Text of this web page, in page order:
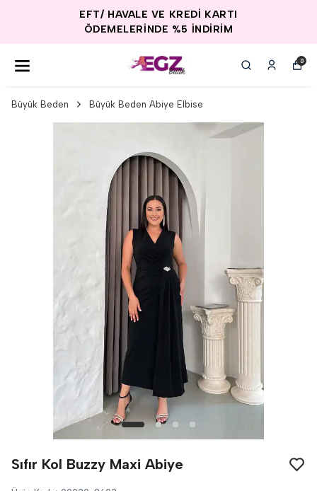
EFT/ HAVALE VE KREDİ KARTI
ÖDEMELERİNDE %5 İNDİRİM
0
Büyük Beden Büyük Beden Abiye Elbise
Sıfır Kol Buzzy Maxi Abiye